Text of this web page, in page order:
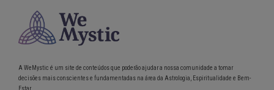
A WeMystic é um site de conteúdos que poderão ajudar a nossa comunidade a tomar
decisões mais conscientes e fundamentadas na área da Astrologia, Espiritualidade e Bem-
Estar.